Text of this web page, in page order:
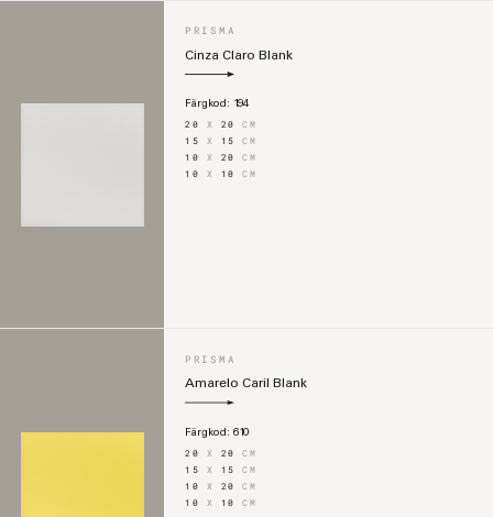
PRISMA
Cinza Claro Blank
Färgkod: 194
20 X 20CM
15 X 15CM
10 X 20CM
10 X 10CM
PRISMA
Amarelo Caril Blank
Färgkod: 610
20 X 20CM
15 X 15CM
10 X 20CM
10 X 10CM